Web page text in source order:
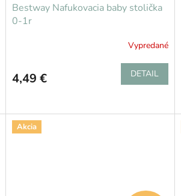
Bestway Nafukovacia baby stolička
0-1r
Vypredané
4,49 € DETAIL
Akcia